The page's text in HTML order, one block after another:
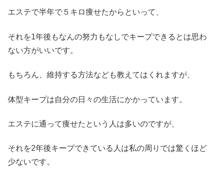
エステで半年で５キロ痩せたからといって、
それを1年後もなんの努力もなしでキープできるとは思わ
ない方がいいです。
もちろん、維持する方法なども教えてはくれますが、
体型キープは自分の日々の生活にかかっています。
エステに通って痩せたという人は多いのですが、
それを2年後キープできている人は私の周りでは驚くほど
少ないです。